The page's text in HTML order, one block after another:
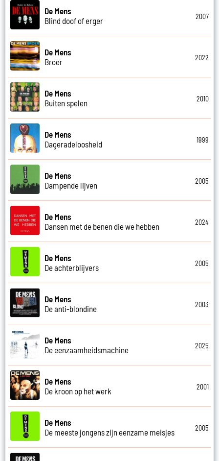
De Mens
Blind doof of erger
2007
De Mens
Broer
2022
De Mens
Buiten spelen
2010
De Mens
Dageradeloosheid
1999
De Mens
Dampende lijven
2005
De Mens
Dansen met de benen die we hebben
2024
De Mens
De achterblijvers
2005
De Mens
De anti-blondine
2003
De Mens
De eenzaamheidsmachine
2025
De Mens
De kroon op het werk
2001
De Mens
De meeste jongens zijn eenzame meisjes
2005